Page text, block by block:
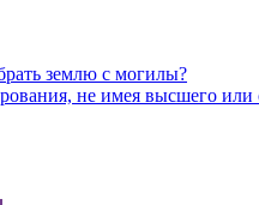
землю с могилы?
не имея высшего или